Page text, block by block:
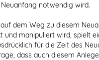
notwendig wird.
dem Weg zu diesem
und manipuliert wird, spielt
für die Zeit des
dass auch diesem